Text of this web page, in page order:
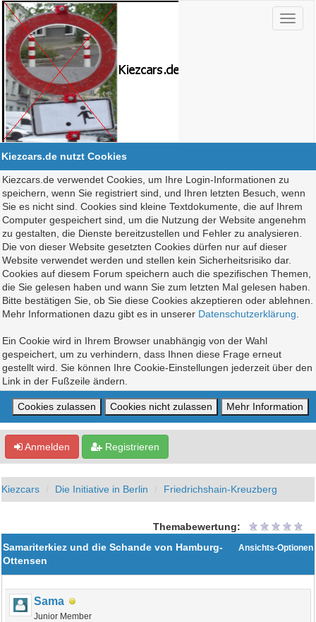
Kiezcars.de nutzt Cookies
Kiezcars.de verwendet Cookies, um Ihre Login-Informationen zu
speichern, wenn Sie registriert sind, und Ihren letzten Besuch, wenn
Sie es nicht sind. Cookies sind kleine Textdokumente, die auf Ihrem
Computer gespeichert sind, um die Nutzung der Website angenehm
zu gestalten, die Dienste bereitzustellen und Fehler zu analysieren.
Die von dieser Website gesetzten Cookies dürfen nur auf dieser
Website verwendet werden und stellen kein Sicherheitsrisiko dar.
Cookies auf diesem Forum speichern auch die spezifischen Themen,
die Sie gelesen haben und wann Sie zum letzten Mal gelesen haben.
Bitte bestätigen Sie, ob Sie diese Cookies akzeptieren oder ablehnen.
Mehr Informationen dazu gibt es in unserer Datenschutzerklärung
Ein Cookie wird in Ihrem Browser unabhängig von der Wahl
gespeichert, um zu verhindern, dass Ihnen diese Frage erneut
gestellt wird. Sie können Ihre Cookie-Einstellungen jederzeit über den
Link in der Fußzeile ändern.
Anmelden Registrieren
Kiezcars Die Initiative in Berlin Friedrichshain-Kreuzberg
Themabewertung:
Ansichts-Optionen
Samariterkiez und die Schande von Hamburg-
Ottensen
Sama
Junior Member